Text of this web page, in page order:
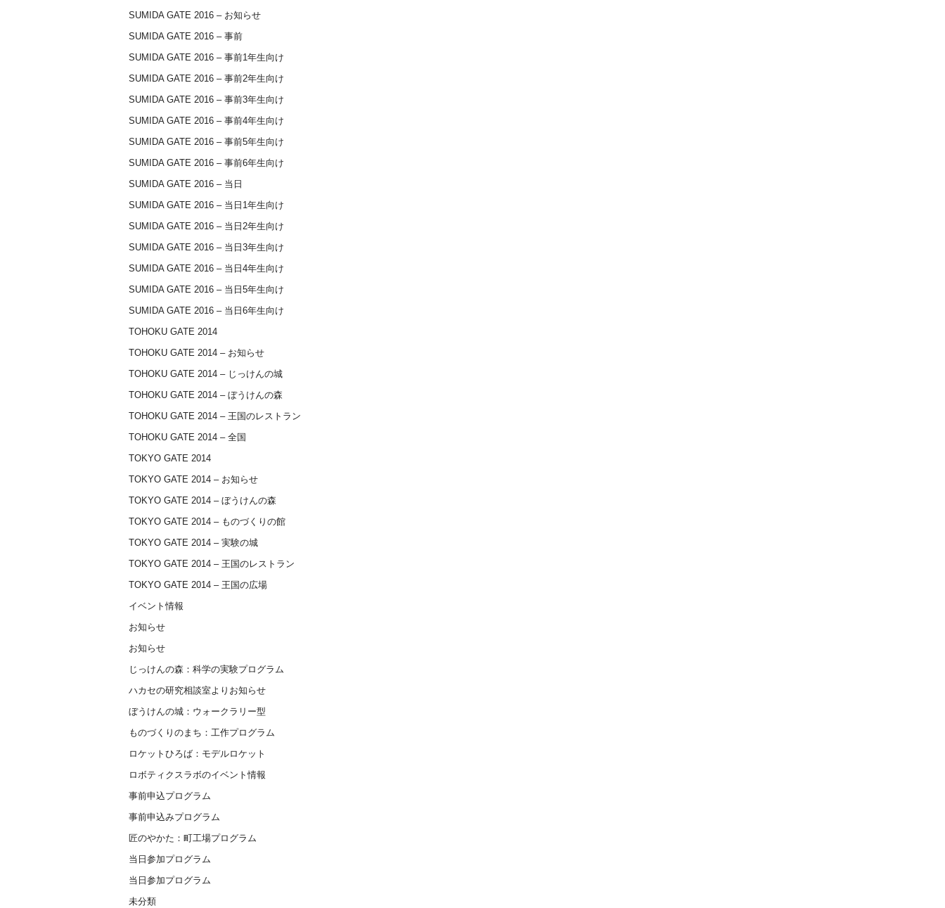
SUMIDA GATE 2016 – お知らせ
SUMIDA GATE 2016 – 事前
SUMIDA GATE 2016 – 事前1年生向け
SUMIDA GATE 2016 – 事前2年生向け
SUMIDA GATE 2016 – 事前3年生向け
SUMIDA GATE 2016 – 事前4年生向け
SUMIDA GATE 2016 – 事前5年生向け
SUMIDA GATE 2016 – 事前6年生向け
SUMIDA GATE 2016 – 当日
SUMIDA GATE 2016 – 当日1年生向け
SUMIDA GATE 2016 – 当日2年生向け
SUMIDA GATE 2016 – 当日3年生向け
SUMIDA GATE 2016 – 当日4年生向け
SUMIDA GATE 2016 – 当日5年生向け
SUMIDA GATE 2016 – 当日6年生向け
TOHOKU GATE 2014
TOHOKU GATE 2014 – お知らせ
TOHOKU GATE 2014 – じっけんの城
TOHOKU GATE 2014 – ぼうけんの森
TOHOKU GATE 2014 – 王国のレストラン
TOHOKU GATE 2014 – 全国
TOKYO GATE 2014
TOKYO GATE 2014 – お知らせ
TOKYO GATE 2014 – ぼうけんの森
TOKYO GATE 2014 – ものづくりの館
TOKYO GATE 2014 – 実験の城
TOKYO GATE 2014 – 王国のレストラン
TOKYO GATE 2014 – 王国の広場
イベント情報
お知らせ
お知らせ
じっけんの森：科学の実験プログラム
ハカセの研究相談室よりお知らせ
ぼうけんの城：ウォークラリー型
ものづくりのまち：工作プログラム
ロケットひろば：モデルロケット
ロボティクスラボのイベント情報
事前申込プログラム
事前申込みプログラム
匠のやかた：町工場プログラム
当日参加プログラム
当日参加プログラム
未分類